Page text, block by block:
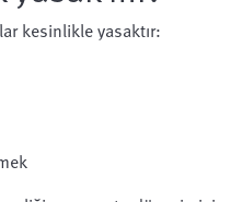
kesinlikle yasaktır: